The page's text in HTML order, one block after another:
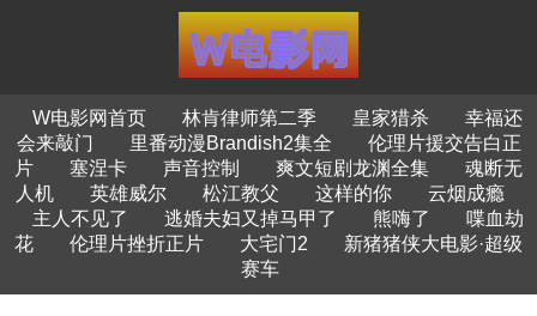
W电影网首页 林肯律师第二季 皇家猎杀
幸福还
会来敲门
里番动漫Brandish2集全
伦理片援交告白正
片
塞涅卡 声音控制 爽文短剧龙渊全集
魂断无
人机
英雄威尔 松江教父 这样的你
云烟成瘾
主人不见了
逃婚夫妇又掉马甲了 熊嗨了
喋血劫
花
伦理片挫折正片 大宅门2
新猪猪侠大电影·超级
赛车